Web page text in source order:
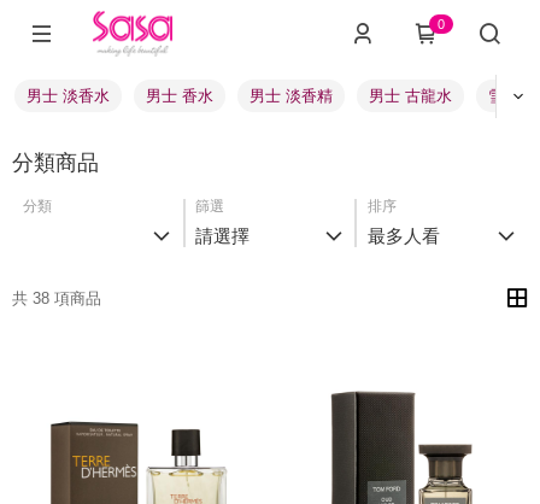
0
男士 淡香水 男士 香水 男士 淡香精 男士 古龍水 雪松
分類商品
分類 篩選
請選擇
排序
最多人看
共 38 項商品